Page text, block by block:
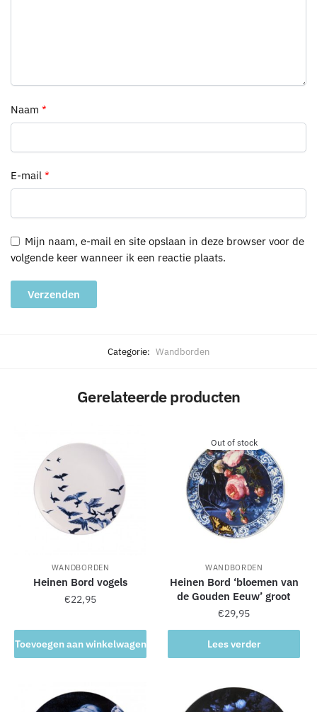
Naam *
E-mail *
Mijn naam, e-mail en site opslaan in deze browser voor de
volgende keer wanneer ik een reactie plaats.
Categorie: Wandborden
Gerelateerde producten
WANDBORDEN
Heinen Bord vogels
€22,95
Toevoegen aan winkelwagen
Out of stock
WANDBORDEN
Heinen Bord ‘bloemen van
de Gouden Eeuw’ groot
€29,95
Lees verder